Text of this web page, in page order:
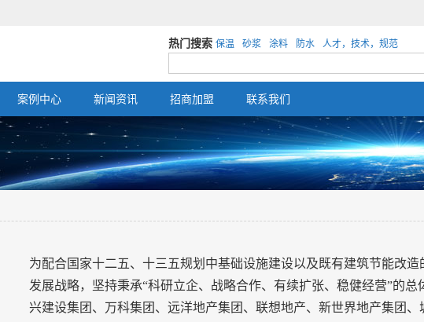
热门搜索 保温 砂浆 涂料 防水 人才，技术，规范
案例中心 新闻资讯 招商加盟 联系我们
为配合国家十二五、十三五规划中基础设施建设以及既有建筑节能改
发展战略，坚持秉承“科研立企、战略合作、有续扩张、稳健经营”的
兴建设集团、万科集团、远洋地产集团、联想地产、新世界地产集团